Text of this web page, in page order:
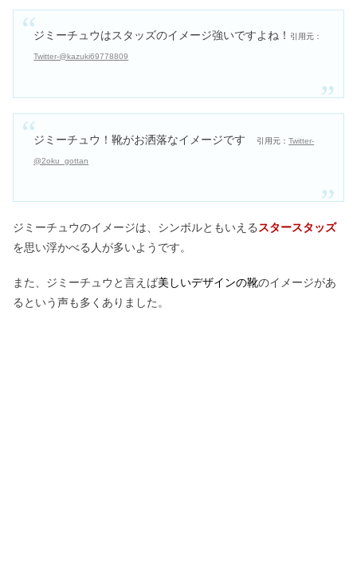
ジミーチュウはスタッズのイメージ強いですよね！ 引用元：
Twitter-@kazuki69778809
ジミーチュウ！靴がお洒落なイメージです 引用元：Twitter-
@2oku_gottan
ジミーチュウのイメージは、シンボルともいえる スタースタッズ
を思い浮かべる人が多いようです。
また、ジミーチュウと言えば美しいデザインの靴のイメージがあ
るという声も多くありました。